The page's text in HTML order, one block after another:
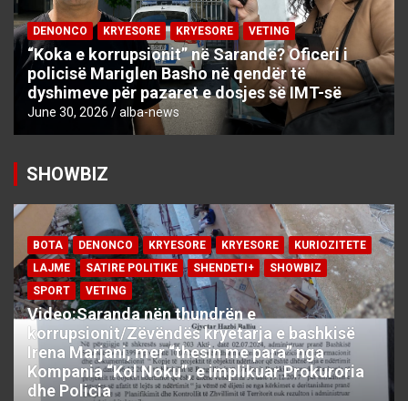
DENONCO KRYESORE KRYESORE VETING
“Koka e korrupsionit” në Sarandë? Oficeri i
policisë Mariglen Basho në qendër të
dyshimeve për pazaret e dosjes së IMT-së
June 30, 2026 alba-news
SHOWBIZ
BOTA DENONCO KRYESORE KRYESORE
KURIOZITETE
LAJME
SATIRE POLITIKE SHENDETI+
SHOWBIZ
SPORT
VETING
Video:Saranda nën thundrën e
korrupsionit/Zëvëndës kryetarja e bashkisë
Irena Marjani, mer “thesin me para” nga
Kompania “Kol Noku”, e implikuar Prokuroria
dhe Policia